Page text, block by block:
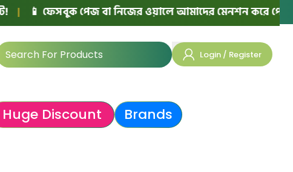
| 📱 ফেসবুক পেজ বা নিজের ওয়ালে আমাদের মেনশন করে পোস্ট
Login / Register
Huge Discount Brands